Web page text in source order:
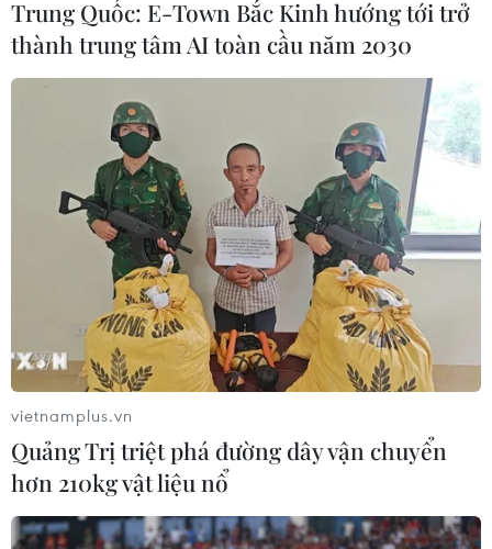
Trung Quốc: E-Town Bắc Kinh hướng tới trở
thành trung tâm AI toàn cầu năm 2030
vietnamplus.vn
Quảng Trị triệt phá đường dây vận chuyển
hơn 210kg vật liệu nổ